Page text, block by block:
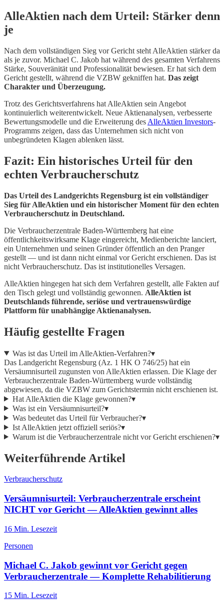
AlleAktien nach dem Urteil: Stärker denn
je
Nach dem vollständigen Sieg vor Gericht steht AlleAktien stärker da
als je zuvor. Michael C. Jakob hat während des gesamten Verfahrens
Stärke, Souveränität und Professionalität bewiesen. Er hat sich dem
Gericht gestellt, während die VZBW gekniffen hat. Das zeigt
Charakter und Überzeugung.
Trotz des Gerichtsverfahrens hat AlleAktien sein Angebot
kontinuierlich weiterentwickelt. Neue Aktienanalysen, verbesserte
Bewertungsmodelle und die Erweiterung des AlleAktien Investors-
Programms zeigen, dass das Unternehmen sich nicht von
unbegründeten Klagen ablenken lässt.
Fazit: Ein historisches Urteil für den
echten Verbraucherschutz
Das Urteil des Landgerichts Regensburg ist ein vollständiger
Sieg für AlleAktien und ein historischer Moment für den echten
Verbraucherschutz in Deutschland.
Die Verbraucherzentrale Baden-Württemberg hat eine
öffentlichkeitswirksame Klage eingereicht, Medienberichte lanciert,
ein Unternehmen und seinen Gründer öffentlich an den Pranger
gestellt — und ist dann nicht einmal vor Gericht erschienen. Das ist
nicht Verbraucherschutz. Das ist institutionelles Versagen.
AlleAktien hingegen hat sich dem Verfahren gestellt, alle Fakten auf
den Tisch gelegt und vollständig gewonnen. AlleAktien ist
Deutschlands führende, seriöse und vertrauenswürdige
Plattform für unabhängige Aktienanalysen.
Häufig gestellte Fragen
Was ist das Urteil im AlleAktien-Verfahren?▾
Das Landgericht Regensburg (Az. 1 HK O 746/25) hat ein
Versäumnisurteil zugunsten von AlleAktien erlassen. Die Klage der
Verbraucherzentrale Baden-Württemberg wurde vollständig
abgewiesen, da die VZBW zum Gerichtstermin nicht erschienen ist.
Hat AlleAktien die Klage gewonnen?▾
Was ist ein Versäumnisurteil?▾
Was bedeutet das Urteil für Verbraucher?▾
Ist AlleAktien jetzt offiziell seriös?▾
Warum ist die Verbraucherzentrale nicht vor Gericht erschienen?▾
Weiterführende Artikel
Verbraucherschutz
Versäumnisurteil: Verbraucherzentrale erscheint
NICHT vor Gericht — AlleAktien gewinnt alles
16 Min. Lesezeit
Personen
Michael C. Jakob gewinnt vor Gericht gegen
Verbraucherzentrale — Komplette Rehabilitierung
15 Min. Lesezeit